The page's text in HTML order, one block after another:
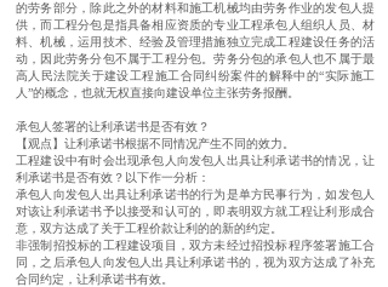
的劳务部分，除此之外的材料和施工机械均由劳务作业的发包人提
供，而工程分包是指具备相应资质的专业工程承包人组织人员、材
料、机械，运用技术、经验及管理措施独立完成工程建设任务的活
动，因此劳务分包不属于工程分包。劳务分包的承包人也不属于最
高人民法院关于建设工程施工合同纠纷案件的解释中的“实际施工
人”的概念，也就无权直接向建设单位主张劳务报酬。
承包人签署的让利承诺书是否有效？
【观点】让利承诺书根据不同情况产生不同的效力。
工程建设中有时会出现承包人向发包人出具让利承诺书的情况，让
利承诺书是否有效？以下作一分析：
承包人向发包人出具让利承诺书的行为是单方民事行为，如发包人
对该让利承诺书予以接受和认可的，即表明双方就工程让利形成合
意，双方达成了关于工程价款让利的的新的约定。
非强制招投标的工程建设项目，双方未经过招投标程序签署施工合
同，之后承包人向发包人出具让利承诺书的，视为双方达成了补充
合同约定，让利承诺书有效。